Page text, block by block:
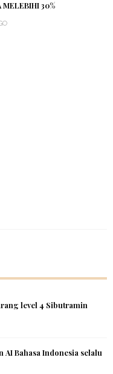
MELEBIHI 30%
level 4 Sibutramin
Bahasa Indonesia selalu